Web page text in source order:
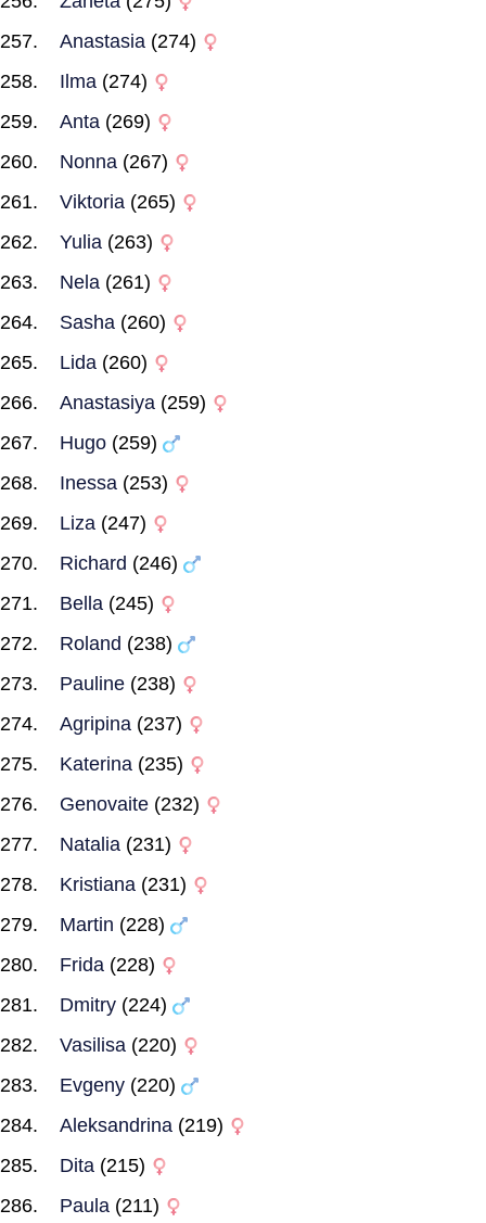
Anastasia (274)
Ilma (274)
Anta (269)
Nonna (267)
Viktoria (265)
Yulia (263)
Nela (261)
Sasha (260)
Lida (260)
Anastasiya (259)
Hugo (259)
Inessa (253)
Liza (247)
Richard (246)
Bella (245)
Roland (238)
Pauline (238)
Agripina (237)
Katerina (235)
Genovaite (232)
Natalia (231)
Kristiana (231)
Martin (228)
Frida (228)
Dmitry (224)
Vasilisa (220)
Evgeny (220)
Aleksandrina (219)
Dita (215)
Paula (211)